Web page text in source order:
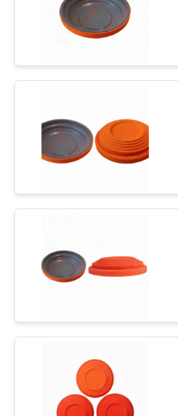
ZITAT
POLICYBrett